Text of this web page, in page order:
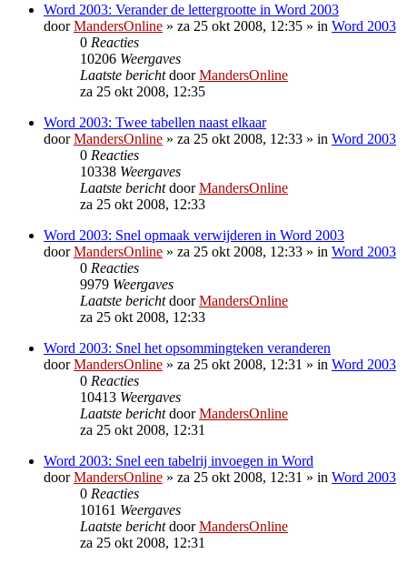
Word 2003: Verander de lettergrootte in Word 2003
doorMandersOnline » za 25 okt 2008, 12:35 » in Word 2003
0 Reacties
10206 Weergaves
Laatste berichtdoorMandersOnline
za 25 okt 2008, 12:35
Word 2003: Twee tabellen naast elkaar
doorMandersOnline » za 25 okt 2008, 12:33 » in Word 2003
0 Reacties
10338 Weergaves
Laatste berichtdoorMandersOnline
za 25 okt 2008, 12:33
Word 2003: Snel opmaak verwijderen in Word 2003
doorMandersOnline » za 25 okt 2008, 12:33 » in Word 2003
0 Reacties
9979 Weergaves
Laatste berichtdoorMandersOnline
za 25 okt 2008, 12:33
Word 2003: Snel het opsommingteken veranderen
doorMandersOnline » za 25 okt 2008, 12:31 » in Word 2003
0 Reacties
10413 Weergaves
Laatste berichtdoorMandersOnline
za 25 okt 2008, 12:31
Word 2003: Snel een tabelrij invoegen in Word
doorMandersOnline » za 25 okt 2008, 12:31 » in Word 2003
0 Reacties
10161 Weergaves
Laatste berichtdoorMandersOnline
za 25 okt 2008, 12:31